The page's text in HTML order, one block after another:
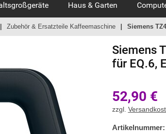
Haus & Garten
Zubehör & Ersatzteile Kaffeemaschine Siemens
Siemens
für EQ.6,
52,90 €
zzgl.
Artikelnummer: